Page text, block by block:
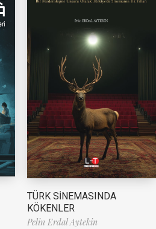
TÜRK SİNEMASINDA
KÖKENLER
Pelin Erdal Aytekin